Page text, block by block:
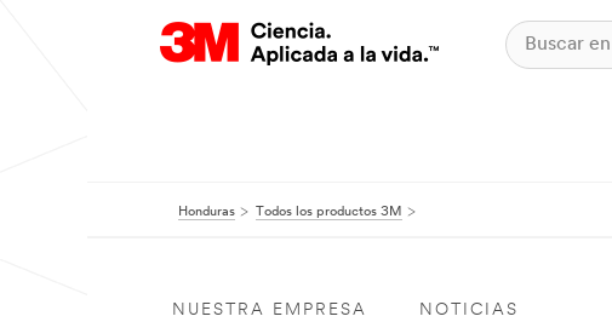
Honduras Todos los productos 3M
NUESTRA EMPRESA NOTICIAS